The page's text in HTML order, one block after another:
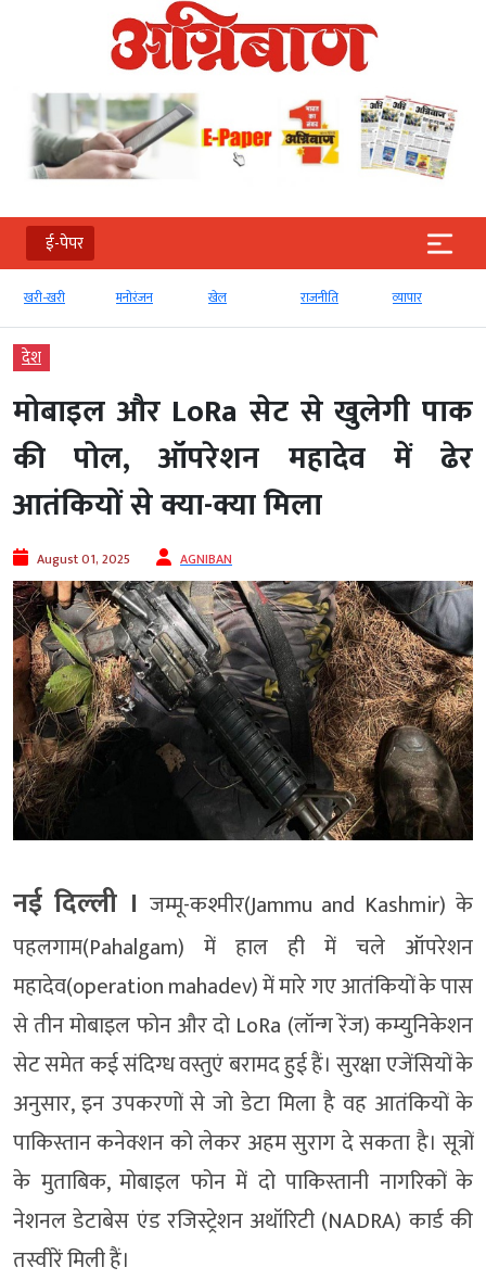
ई-पेपर
खरी-खरी मनोरंजन खेल राजनीति व्‍यापार
देश
मोबाइल और LoRa सेट से खुलेगी पाक
की पोल, ऑपरेशन महादेव में ढेर
आतंकियों से क्या-क्या मिला
August 01, 2025 AGNIBAN
नई दिल्‍ली । जम्मू-कश्मीर(Jammu and Kashmir) के
पहलगाम(Pahalgam) में हाल ही में चले ऑपरेशन
महादेव(operation mahadev) में मारे गए आतंकियों के पास
से तीन मोबाइल फोन और दो LoRa (लॉन्ग रेंज) कम्युनिकेशन
सेट समेत कई संदिग्ध वस्तुएं बरामद हुई हैं। सुरक्षा एजेंसियों के
अनुसार, इन उपकरणों से जो डेटा मिला है वह आतंकियों के
पाकिस्तान कनेक्शन को लेकर अहम सुराग दे सकता है। सूत्रों
के मुताबिक, मोबाइल फोन में दो पाकिस्तानी नागरिकों के
नेशनल डेटाबेस एंड रजिस्ट्रेशन अथॉरिटी (NADRA) कार्ड की
तस्वीरें मिली हैं।